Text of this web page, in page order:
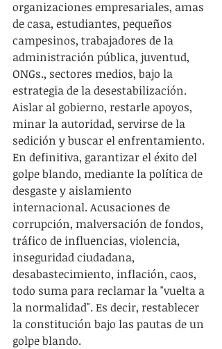
organizaciones empresariales, amas
de casa, estudiantes, pequeños
campesinos, trabajadores de la
administración pública, juventud,
ONGs., sectores medios, bajo la
estrategia de la desestabilización.
Aislar al gobierno, restarle apoyos,
minar la autoridad, servirse de la
sedición y buscar el enfrentamiento.
En definitiva, garantizar el éxito del
golpe blando, mediante la política de
desgaste y aislamiento
internacional. Acusaciones de
corrupción, malversación de fondos,
tráfico de influencias, violencia,
inseguridad ciudadana,
desabastecimiento, inflación, caos,
todo suma para reclamar la "vuelta a
la normalidad". Es decir, restablecer
la constitución bajo las pautas de un
golpe blando.